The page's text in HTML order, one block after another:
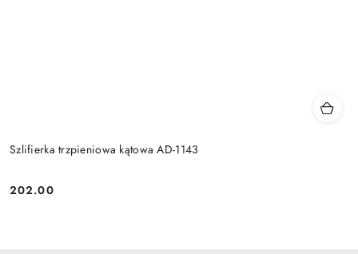
Szlifierka trzpieniowa kątowa AD-1143
Cena:
202.00